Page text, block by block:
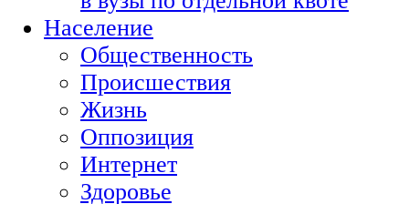
Население
Общественность
Происшествия
Жизнь
Оппозиция
Интернет
Здоровье